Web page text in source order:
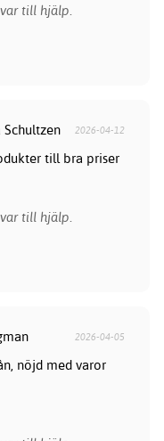
till hjälp.
2026-04-12
till bra priser
till hjälp.
2026-04-05
nöjd med varor